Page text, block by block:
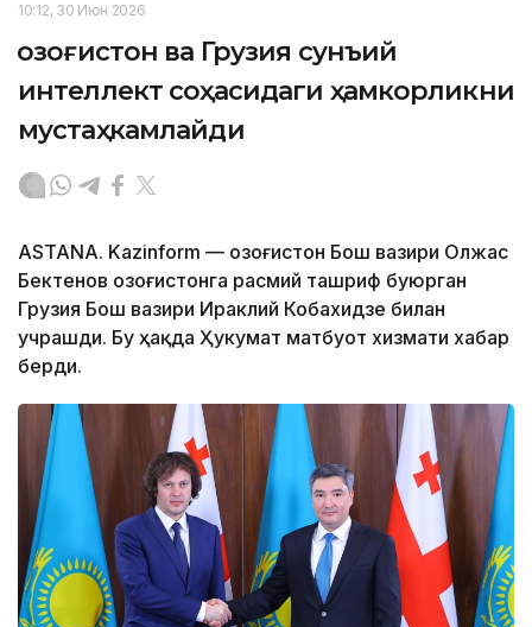
10:12, 30 Июн 2026
Қозоғистон ва Грузия сунъий
интеллект соҳасидаги ҳамкорликни
мустаҳкамлайди
ASTANA. Kazinform — Қозоғистон Бош вазири Олжас
Бектенов Қозоғистонга расмий ташриф буюрган
Грузия Бош вазири Ираклий Кобахидзе билан
учрашди. Бу ҳақда Ҳукумат матбуот хизмати хабар
берди.